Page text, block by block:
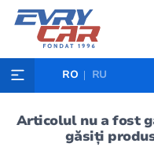
RO RU
Articolul nu a fost
găsiți